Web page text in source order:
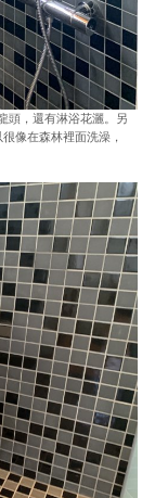
頭，還有淋浴花灑。另
像在森林裡面洗澡，